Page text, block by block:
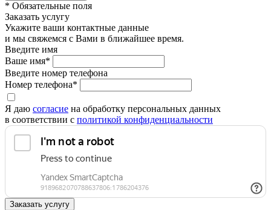
* Обязательные поля
Заказать услугу
Укажите ваши контактные данные
и мы свяжемся с Вами в ближайшее время.
Введите имя
Ваше имя*
Введите номер телефона
Номер телефона*
Я даю согласие на обработку персональных данных
в соответствии с политикой конфиденциальности